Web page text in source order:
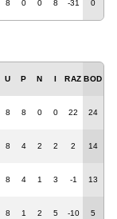
8 0 0 8 -31 0
U P N I RAZ BOD
8 8 0 0 22 24
8 4 2 2 2 14
8 4 1 3 -1 13
8 1 2 5 -10 5